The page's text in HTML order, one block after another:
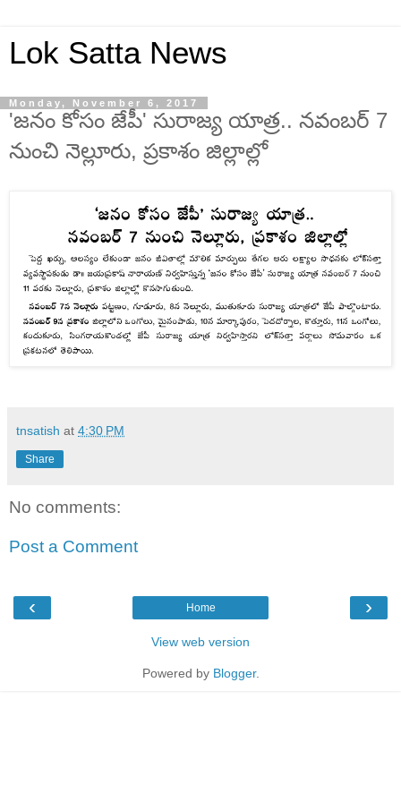
Lok Satta News
Monday, November 6, 2017
'జనం కోసం జేపీ' సురాజ్య యాత్ర.. నవంబర్ 7
నుంచి నెల్లూరు, ప్రకాశం జిల్లాల్లో
tnsatish at 4:30 PM
Share
No comments:
Post a Comment
‹ ›
Home
View web version
Powered by Blogger.